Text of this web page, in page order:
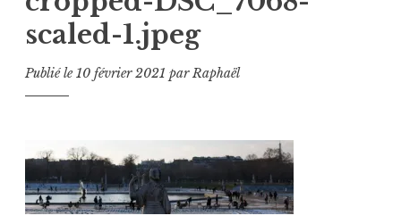
scaled-1.jpeg
Publié le10 février 2021 parRaphaël